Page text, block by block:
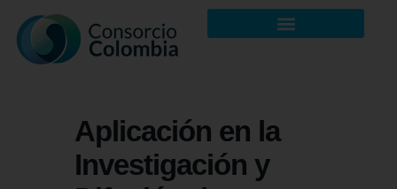
Aplicación en la
Investigación y